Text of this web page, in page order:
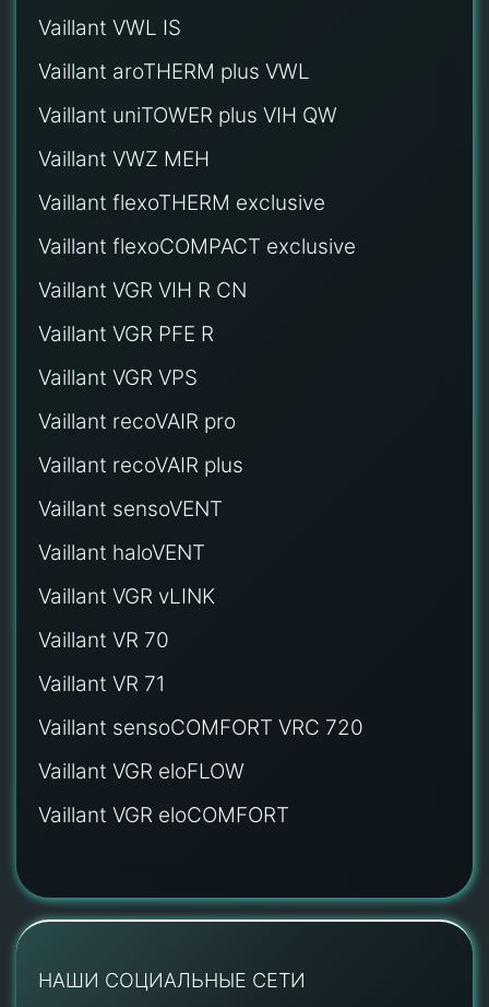
Vaillant VWL IS
Vaillant aroTHERM plus VWL
Vaillant uniTOWER plus VIH QW
Vaillant VWZ MEH
Vaillant flexoTHERM exclusive
Vaillant flexoCOMPACT exclusive
Vaillant VGR VIH R CN
Vaillant VGR PFE R
Vaillant VGR VPS
Vaillant recoVAIR pro
Vaillant recoVAIR plus
Vaillant sensoVENT
Vaillant haloVENT
Vaillant VGR vLINK
Vaillant VR 70
Vaillant VR 71
Vaillant sensoCOMFORT VRC 720
Vaillant VGR eloFLOW
Vaillant VGR eloCOMFORT
НАШИ СОЦИАЛЬНЫЕ СЕТИ